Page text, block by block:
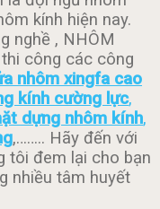
kính hiện nay.
nghề , NHÔM
công các công
nhôm xingfa cao
kính cường lực,
dựng nhôm kính,
,…….. Hãy đến với
tôi đem lại cho bạn
nhiều tâm huyết